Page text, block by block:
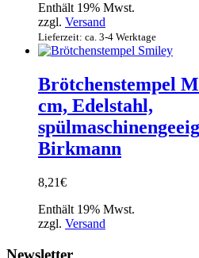
Enthält 19% Mwst.
zzgl. Versand
Lieferzeit: ca. 3-4 Werktage
Brötchenstempel
cm, Edelstahl,
Birkmann
8,21€
Enthält 19% Mwst.
zzgl. Versand
Newsletter